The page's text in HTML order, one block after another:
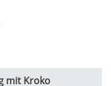
mit Kroko